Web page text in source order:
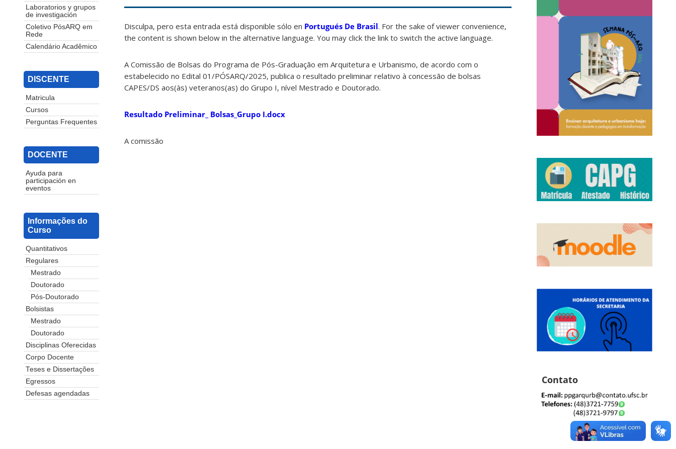
Laboratorios y grupos
de investigación
Coletivo PósARQ em
Rede
Calendário Acadêmico
DISCENTE
Matricula
Cursos
Perguntas Frequentes
DOCENTE
Ayuda para
participación en
eventos
Informações do
Curso
Quantitativos
Regulares
Mestrado
Doutorado
Pós-Doutorado
Bolsistas
Mestrado
Doutorado
Disciplinas Oferecidas
Corpo Docente
Teses e Dissertações
Egressos
Defesas agendadas
Disculpa, pero esta entrada está disponible sólo en Portugués De Brasil. For the sake of viewer convenience,
the content is shown below in the alternative language. You may click the link to switch the active language.
A Comissão de Bolsas do Programa de Pós-Graduação em Arquitetura e Urbanismo, de acordo com o
estabelecido no Edital 01/PÓSARQ/2025, publica o resultado preliminar relativo à concessão de bolsas
CAPES/DS aos(às) veteranos(as) do Grupo I, nível Mestrado e Doutorado.
Resultado Preliminar_ Bolsas_Grupo I.docx
A comissão
Contato